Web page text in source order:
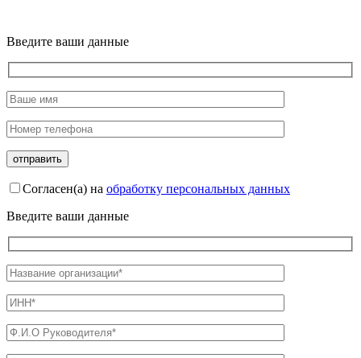
Введите ваши данные
Согласен(а) на обработку персональных данных
Введите ваши данные